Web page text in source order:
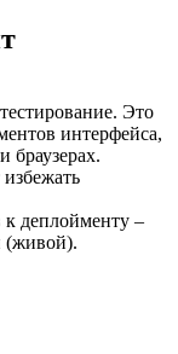
Это
интерфейса,
браузерах.
к деплойменту –
(живой).